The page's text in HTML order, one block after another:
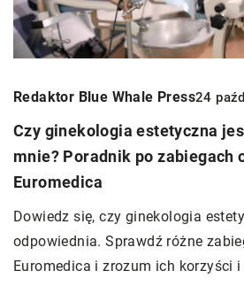
Redaktor Blue Whale Press24
Czy ginekologia estetyczna
mnie? Poradnik po zabiegach
Euromedica
Dowiedz się, czy ginekologia
odpowiednia. Sprawdź różne
Euromedica i zrozum ich korzyści